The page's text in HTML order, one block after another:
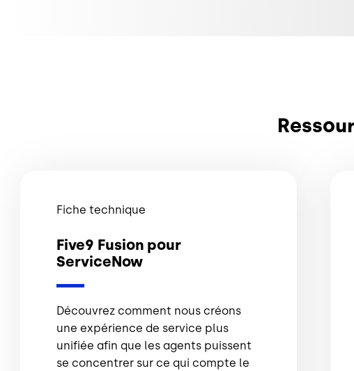
Fiche technique
Five9 Fusion pour
ServiceNow
Découvrez comment nous créons
une expérience de service plus
unifiée afin que les agents puissent
se concentrer sur ce qui compte le